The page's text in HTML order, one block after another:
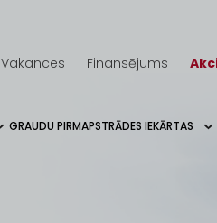
Vakances Finansējums
GRAUDU PIRMAPSTRĀDES IEKĀRTAS